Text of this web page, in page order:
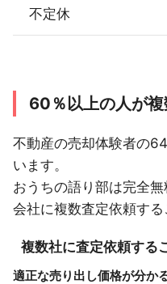
不定休
60％以上の人が
不動産の売却体験者の
います。
おうちの語り部は完全
会社に複数査定依頼する
複数社に査定依頼する
適正な売り出し価格が分か